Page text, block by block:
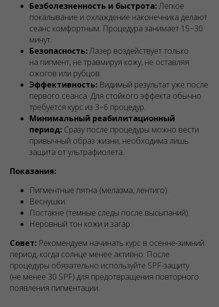
Безболезненность и быстрота:Легкое
покалывание и охлаждение наконечника делают
сеанс комфортным. Процедура занимает 15−30
минут.
Безопасность:Лазер воздействует только
на пигмент, не травмируя кожу, не оставляя
ожогов или рубцов.
Эффективность: Видимый результат уже после
первого сеанса. Для стойкого эффекта обычно
требуется курс из 3−6 процедур.
Минимальный реабилитационный
период: Сразу после процедуры можно вести
привычный образ жизни, необходима лишь
защита от ультрафиолета.
Показания:
Пигментные пятна (мелазма, лентиго).
Веснушки.
Постакне (темные следы после высыпаний).
Неровный тон кожи и загар.
Совет: Рекомендуем начинать курс в осенне-зимний
период, когда солнце менее активно. После
процедуры обязательно используйте SPF-защиту
(не менее 30 SPF) для предотвращения повторного
появления пигментации.